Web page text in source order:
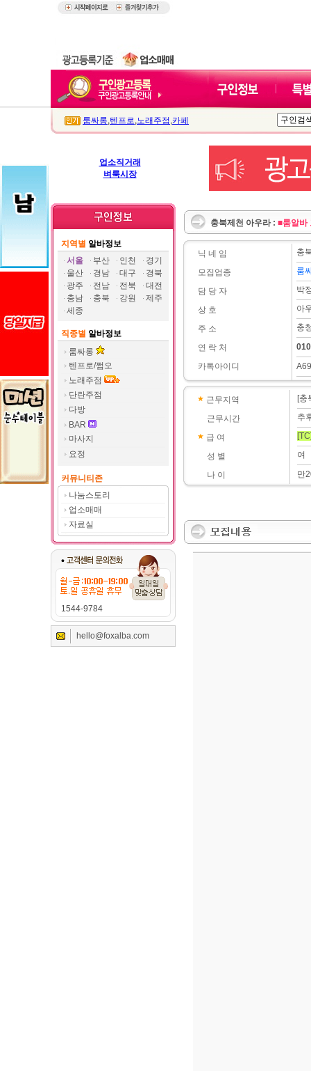
룸싸롱,텐프로,노래주점 ,카페
업소직거래
벼룩시장
지역별 알바정보
서울
부산 인천
경기
울산
경남 대구
경북
광주
전남 전북
대전
충남
충북 강원
제주
세종
직종별 알바정보
룸싸롱
텐프로/쩜오
노래주점
단란주점
다방
BAR
마사지
요정
커뮤니티존
나눔스토리
업소매매
자료실
1544-9784
hello@foxalba.com
충북제천 아우라 : ■룸알바
닉 네 임
모집업종
담 당 자
상 호
주 소
연 락 처
카톡아이디
충
룸
박
아
충
근무지역
근무시간
급 여
성 별
나 이
[충
추
여
만